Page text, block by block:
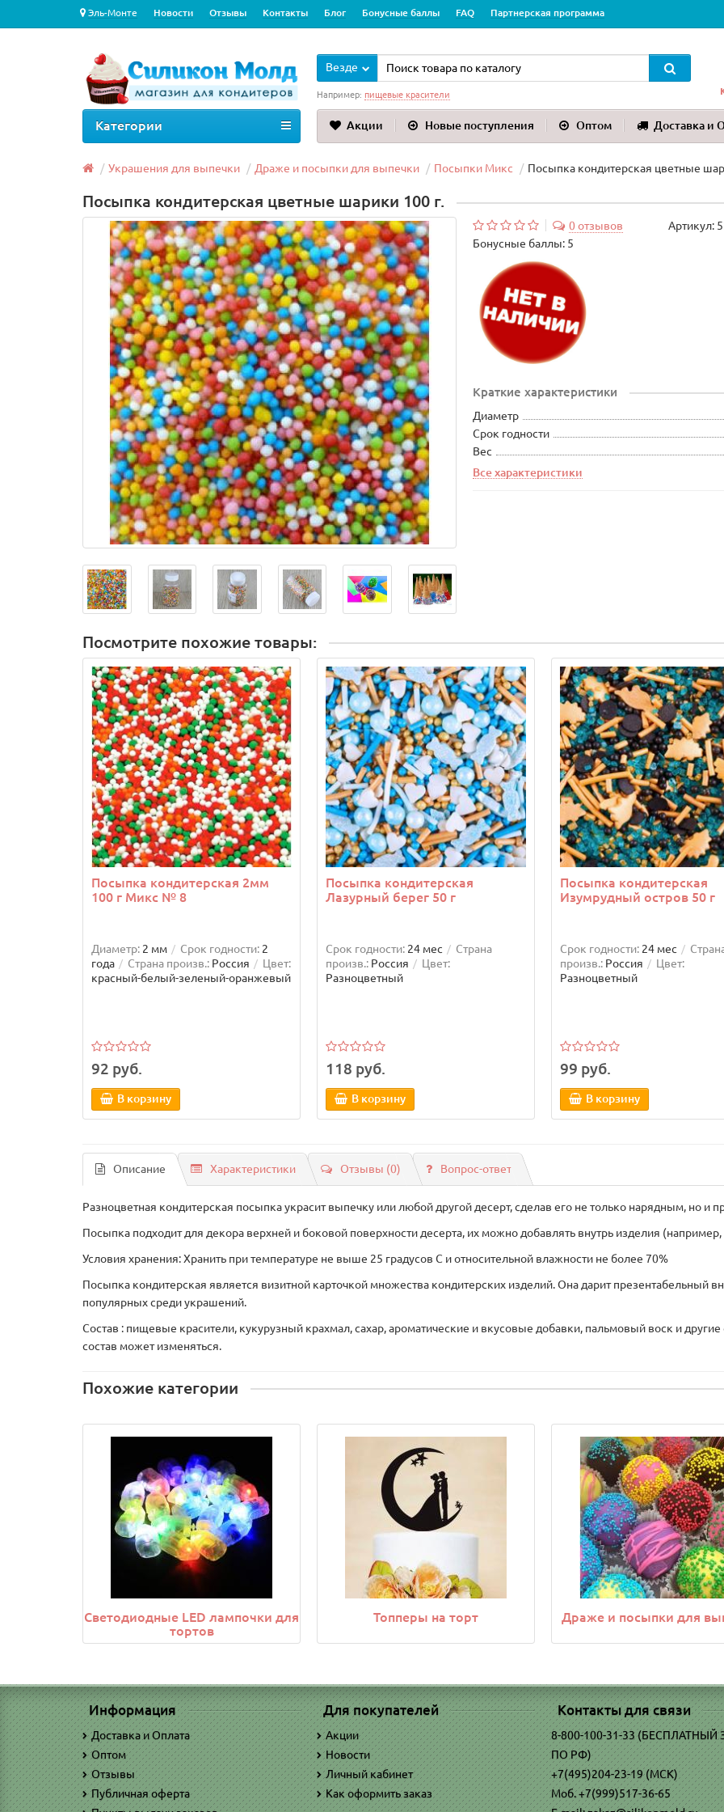
Эль-Монте Новости Отзывы Контакты Блог Бонусные баллы FAQ Партнерская программа
Везде
Например: пищевые красители
Акции Новые поступления Оптом Доставка и
Категории
Украшения для выпечки Драже и посыпки для выпечки Посыпки Микс Посыпка кондитерская цветные
Посыпка кондитерская цветные шарики 100 г.
0 отзывов Артикул:
Бонусные баллы: 5
Краткие характеристики
Диаметр
Срок годности
Вес
Все характеристики
Посмотрите похожие товары:
Посыпка кондитерская 2мм
100 г Микс № 8
Диаметр: 2 мм Срок годности: 2
года
Страна произв.: Россия
Цвет:
красный-белый-зеленый-оранжевый
92 руб.
В корзину
Посыпка кондитерская
Лазурный берег 50 г
Срок годности: 24 мес
Страна
произв.: Россия
Цвет:
Разноцветный
118 руб.
В корзину
Посыпка кондитерская
Изумрудный остров 50 г
Срок годности: 24 мес
произв.: Россия
Цвет:
Разноцветный
99 руб.
В корзину
Описание Характеристики Отзывы (0) Вопрос-ответ
Разноцветная кондитерская посыпка украсит выпечку или любой другой десерт, сделав его не только нарядным, но и
Посыпка подходит для декора верхней и боковой поверхности десерта, их можно добавлять внутрь изделия
Условия хранения: Хранить при температуре не выше 25 градусов С и относительной влажности не более 70%
Посыпка кондитерская является визитной карточкой множества кондитерских изделий. Она дарит презентабельный
популярных среди украшений.
Состав : пищевые красители, кукурузный крахмал, сахар, ароматические и вкусовые добавки, пальмовый воск и
состав может изменяться.
Похожие категории
Светодиодные LED лампочки для
тортов
Топперы на торт Драже и посыпки для
Информация
Доставка и Оплата
Оптом
Отзывы
Публичная оферта
Для покупателей
Акции
Новости
Личный кабинет
Как оформить заказ
Контакты для связи
8-800-100-31-33
ПО РФ)
+7(495)204-23-19 (МСК)
Моб. +7(999)517-36-65